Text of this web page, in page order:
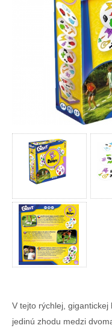
V tejto rýchlej,
jedinú zhodu medzi